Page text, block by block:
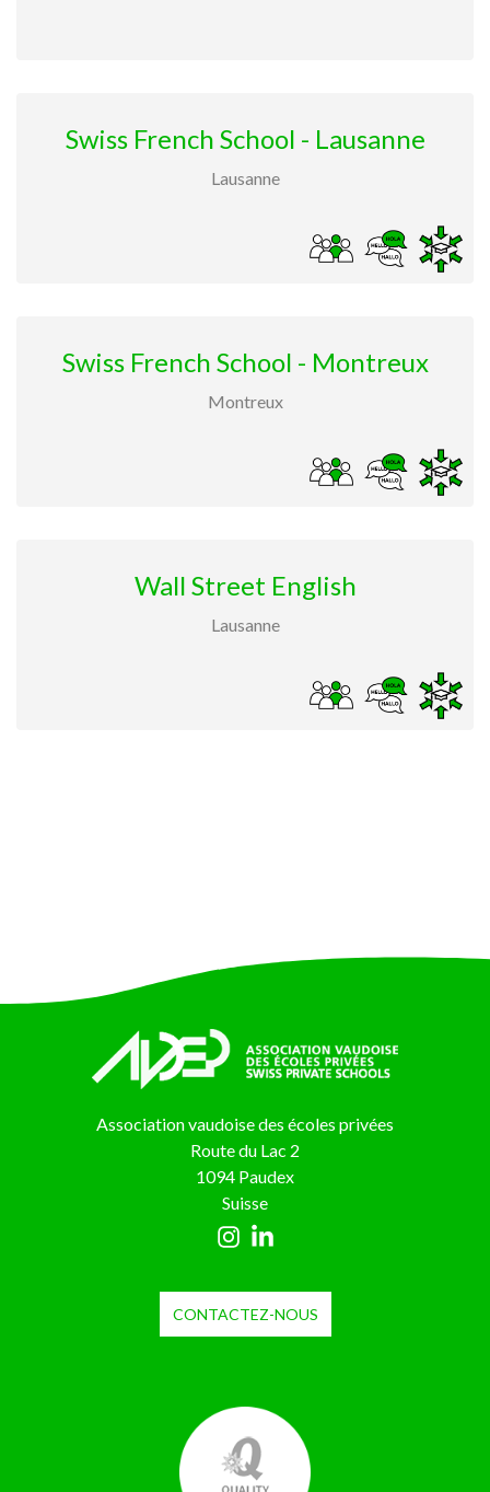
Swiss French School - Lausanne
Lausanne
Swiss French School - Montreux
Montreux
Wall Street English
Lausanne
Association vaudoise des écoles privées
Route du Lac 2
1094 Paudex
Suisse
CONTACTEZ-NOUS